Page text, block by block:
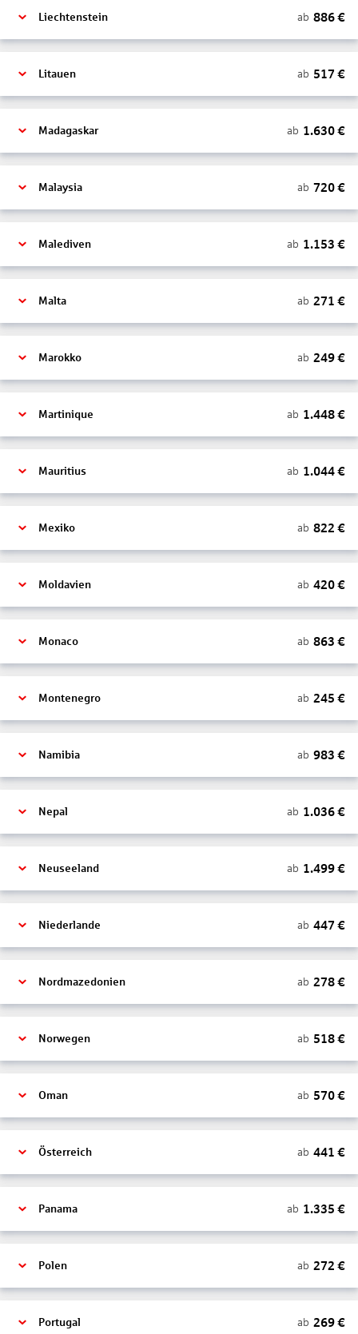
Liechtenstein ab 886€
Litauen ab 517 €
Madagaskar ab 1.630€
Malaysia ab 720€
Malediven ab 1.153 €
Malta ab 271 €
Marokko ab 249€
Martinique ab 1.448€
Mauritius ab 1.044€
Mexiko ab 822 €
Moldavien ab 420€
Monaco ab 863 €
Montenegro ab 245 €
Namibia ab 983 €
Nepal ab 1.036€
Neuseeland ab 1.499€
Niederlande ab 447 €
Nordmazedonien ab 278€
Norwegen ab 518€
Oman ab 570€
Österreich ab 441 €
Panama ab 1.335 €
Polen ab 272 €
Portugal ab 269€